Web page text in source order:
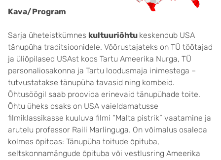
Kava/Program
Sarja üheteistkümnes kultuuriõhtu keskendub USA
tänupüha traditsioonidele. Võõrustajateks on TÜ töötajad
ja üliõpilased USAst koos Tartu Ameerika Nurga, TÜ
personaliosakonna ja Tartu loodusmaja inimestega –
tutvustatakse tänupüha tavasid ning kombeid.
Õhtusöögil saab proovida erinevaid tänupühade toite.
Õhtu üheks osaks on USA vaieldamatusse
filmiklassikasse kuuluva filmi “Malta pistrik” vaatamine ja
arutelu professor Raili Marlinguga. On võimalus osaleda
kolmes õpitoas: Tänupüha toitude õpituba,
seltskonnamängude õpituba või vestlusring Ameerika